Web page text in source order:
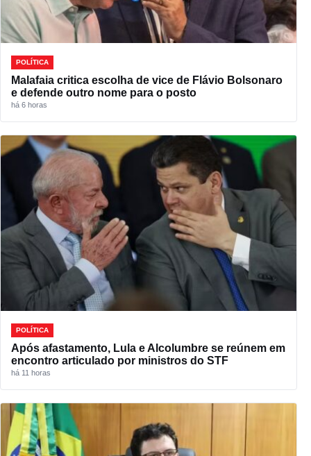
POLÍTICA
Malafaia critica escolha de vice de Flávio Bolsonaro
e defende outro nome para o posto
há 6 horas
POLÍTICA
Após afastamento, Lula e Alcolumbre se reúnem em
encontro articulado por ministros do STF
há 11 horas